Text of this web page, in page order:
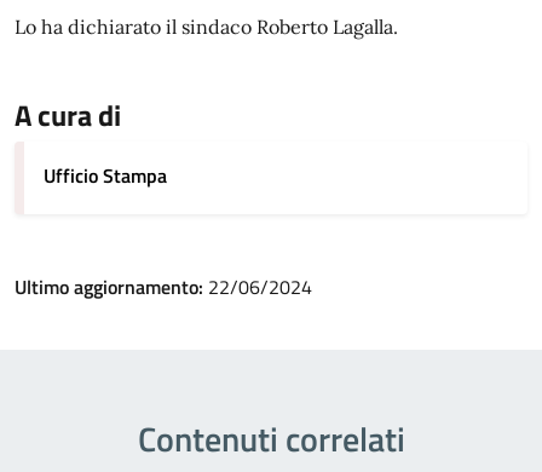
Lo ha dichiarato il sindaco Roberto Lagalla.
A cura di
Ufficio Stampa
Ultimo aggiornamento: 22/06/2024
Contenuti correlati